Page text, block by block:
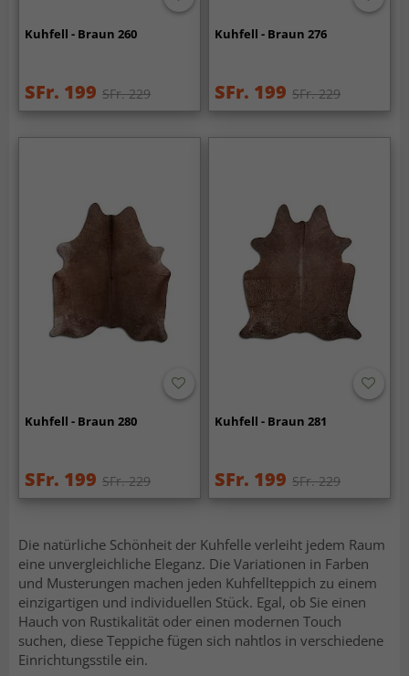
Kuhfell - Braun 260
SFr. 199 SFr. 229
Kuhfell - Braun 276
SFr. 199 SFr. 229
Kuhfell - Braun 280
SFr. 199 SFr. 229
Kuhfell - Braun 281
SFr. 199 SFr. 229
Die natürliche Schönheit der Kuhfelle verleiht jedem Raum
eine unvergleichliche Eleganz. Die Variationen in Farben
und Musterungen machen jeden Kuhfellteppich zu einem
einzigartigen und individuellen Stück. Egal, ob Sie einen
Hauch von Rustikalität oder einen modernen Touch
suchen, diese Teppiche fügen sich nahtlos in verschiedene
Einrichtungsstile ein.